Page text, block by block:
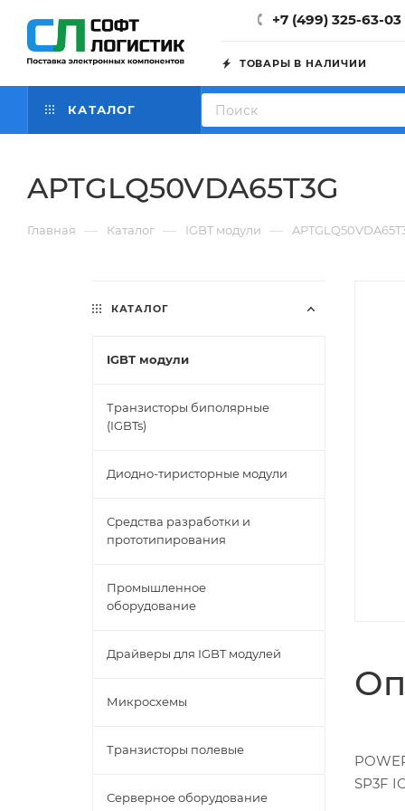
+7 (499) 325-63-03
ТОВАРЫ В НАЛИЧИИ
КАТАЛОГ
APTGLQ50VDA65T3G
Главная — Каталог — IGBT модули —
SP3F
КАТАЛОГ
IGBT модули
Транзисторы биполярные
(IGBTs)
Диодно-тиристорные модули
Средства разработки и
прототипирования
Промышленное
оборудование
Драйверы для IGBT модулей
Микросхемы
Транзисторы полевые
Серверное оборудование